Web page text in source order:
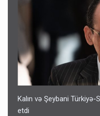
Kalın və Şeybani Türkiyə-
etdi